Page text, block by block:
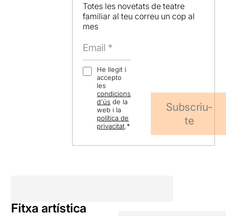
Totes les novetats de teatre
familiar al teu correu un cop al
mes
He llegit i
accepto
les
condicions
d'ús de la
web i la
política de
privacitat.*
Subscriu-
te
Fitxa artística